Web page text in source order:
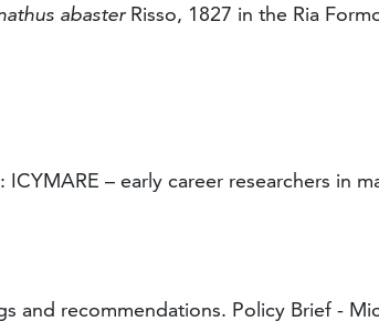
abasterRisso, 1827 in the Ria
– early career researchers in
and recommendations. Policy Brief -